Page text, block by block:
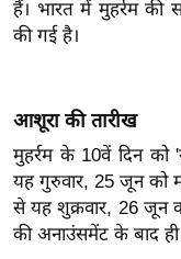
ई
-
र
मि
सा
ल
हैं। भारत में मुहर्रम की
की गई है।
आशूरा की तारीख
मुहर्रम के 10वें दिन
यह गुरुवार, 25 जून को
से यह शुक्रवार, 26 जून
की अनाउंसमेंट के बाद ही